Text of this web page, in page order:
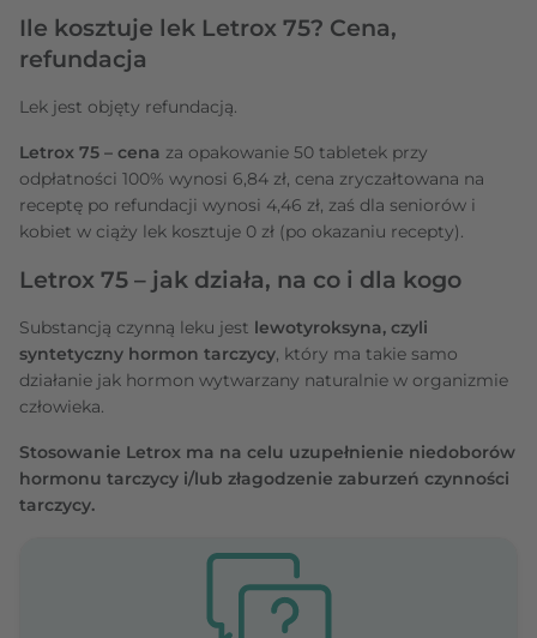
Ile kosztuje lek Letrox 75? Cena,
refundacja
Lek jest objęty refundacją.
Letrox 75 – cena za opakowanie 50 tabletek przy
odpłatności 100% wynosi 6,84 zł, cena zryczałtowana na
receptę po refundacji wynosi 4,46 zł, zaś dla seniorów i
kobiet w ciąży lek kosztuje 0 zł (po okazaniu recepty).
Letrox 75 – jak działa, na co i dla kogo
Substancją czynną leku jest lewotyroksyna, czyli
syntetyczny hormon tarczycy, który ma takie samo
działanie jak hormon wytwarzany naturalnie w organizmie
człowieka.
Stosowanie Letrox ma na celu uzupełnienie niedoborów
hormonu tarczycy i/lub złagodzenie zaburzeń czynności
tarczycy.